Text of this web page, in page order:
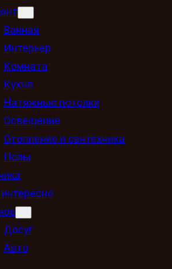
Ванная
Интерьер
Комната
Кухня
Натяжные потолки
Освещение
Отопление и сантехника
Полы
Досуг
Авто